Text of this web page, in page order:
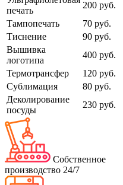
печать
200 руб.
Тампопечать
70 руб.
Тиснение
90 руб.
Вышивка
логотипа
400 руб.
Термотрансфер
120 руб.
Сублимация
80 руб.
Деколирование
посуды
230 руб.
Собственное
производство 24/7